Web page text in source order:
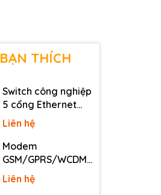
BẠN THÍCH
Switch công nghiệp
5 cổng Ethernet
3Onedata IES2105-
5T-P48
Liên hệ
Modem
GSM/GPRS/WCDMA
(3G)/LTE (4G) IP
Four-Faith F2816 V4
Liên hệ